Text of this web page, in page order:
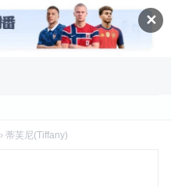
✕
› 蒂芙尼(Tiffany)